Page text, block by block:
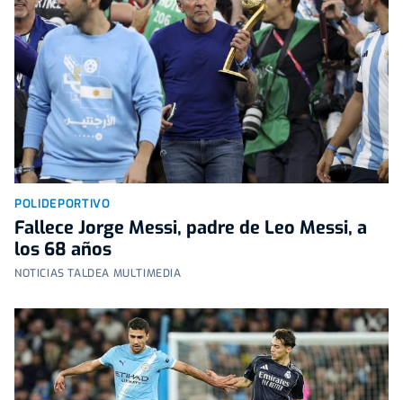
POLIDEPORTIVO
Fallece Jorge Messi, padre de Leo Messi, a
los 68 años
NOTICIAS TALDEA MULTIMEDIA